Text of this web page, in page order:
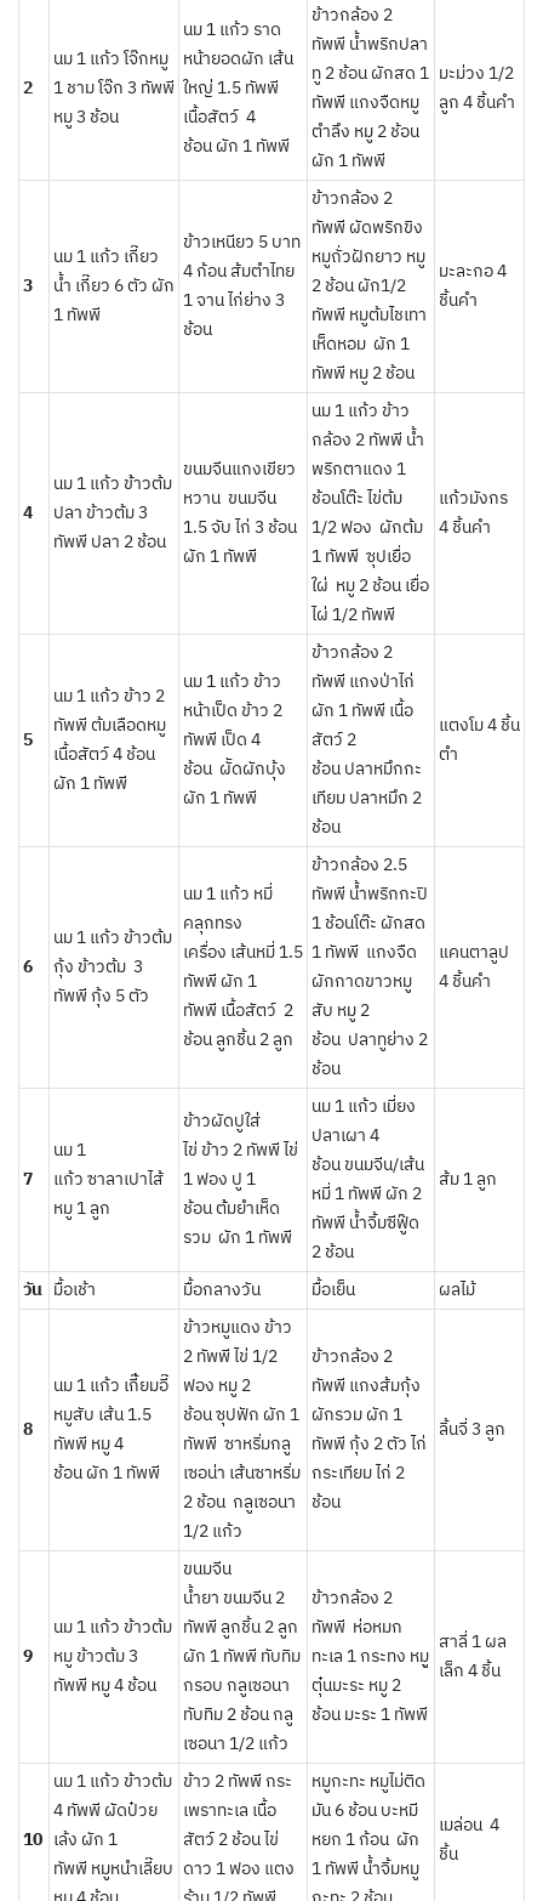
2
นม 1 แก้ว โจ๊กหมู
1 ชาม โจ๊ก 3 ทัพพี
หมู 3 ช้อน
นม 1 แก้ว ราด
หน้ายอดผัก เส้น
ใหญ่ 1.5 ทัพพี
เนื้อสัตว์ 4
ช้อน ผัก 1 ทัพพี
ข้าวกล้อง 2
ทัพพี น้ำพริกปลา
ทู 2 ช้อน ผักสด 1
ทัพพี แกงจืดหมู
ตำลึง หมู 2 ช้อน
ผัก 1 ทัพพี
มะม่วง 1/2
ลูก 4 ชิ้นคำ
3
นม 1 แก้ว เกี๊ยว
น้ำ เกี๊ยว 6 ตัว ผัก
1 ทัพพี
ข้าวเหนียว 5 บาท
4 ก้อน ส้มตำไทย
1 จาน ไก่ย่าง 3
ช้อน
ข้าวกล้อง 2
ทัพพี ผัดพริกขิง
หมูถั่วฝักยาว หมู
2 ช้อน ผัก1/2
ทัพพี หมูต้มไชเทา
เห็ดหอม ผัก 1
ทัพพี หมู 2 ช้อน
มะละกอ 4
ชิ้นคำ
4
นม 1 แก้ว ข้้าวต้ม
ปลา ข้าวต้ม 3
ทัพพี ปลา 2 ช้อน
ขนมจีนแกงเขียว
หวาน ขนมจีน
1.5 จับ ไก่ 3 ช้อน
ผัก 1 ทัพพี
นม 1 แก้ว ข้าว
กล้อง 2 ทัพพี น้ำ
พริกตาแดง 1
ช้อนโต๊ะ ไข่ต้ม
1/2 ฟอง ผักต้ม
1 ทัพพี ซุปเยื่อ
ใผ่ หมู 2 ช้อน เยื่อ
ไผ่ 1/2 ทัพพี
แก้วมังกร
4 ชิ้นคำ
5
นม 1 แก้ว ข้าว 2
ทัพพี ต้มเลือดหมู
เนื้อสัตว์ 4 ช้อน
ผัก 1 ทัพพี
นม 1 แก้ว ข้าว
หน้าเป็ด ข้าว 2
ทัพพี เป็ด 4
ช้อน ผััดผักบุ้ง
ผัก 1 ทัพพี
ข้าวกล้อง 2
ทัพพี แกงป่าไก่
ผัก 1 ทัพพี เนื้อ
สัตว์ 2
ช้อน ปลาหมึกกะ
เทียม ปลาหมึก 2
ช้อน
แตงโม 4 ชิ้น
ตำ
6
นม 1 แก้ว ข้าวต้ม
กุ้ง ข้าวต้ม 3
ทัพพี กุ้ง 5 ตัว
นม 1 แก้ว หมี่
คลุกทรง
เครื่อง เส้นหมี่ 1.5
ทัพพี ผัก 1
ทัพพี เนื้อสัตว์ 2
ช้อน ลูกชิ้น 2 ลูก
ข้าวกล้อง 2.5
ทัพพี น้ำพริกกะปิ
1 ช้อนโต๊ะ ผักสด
1 ทัพพี แกงจืด
ผักกาดขาวหมู
สับ หมู 2
ช้อน ปลาทูย่าง 2
ช้อน
แคนตาลูป
4 ชิ้นคำ
7
นม 1
แก้ว ซาลาเปาไส้
หมู 1 ลูก
ข้าวผัดปูใส่
ไข่ ข้าว 2 ทัพพี ไข่
1 ฟอง ปู 1
ช้อน ต้้มยำเห็ด
รวม ผัก 1 ทัพพี
นม 1 แก้ว เมี่ยง
ปลาเผา 4
ช้อน ขนมจีน/เส้น
หมี่ 1 ทัพพี ผัก 2
ทัพพี น้ำจิ้มซีฟู๊ด
2 ช้อน
ส้ม 1 ลูก
วัน มื้อเช้า มื้อกลางวัน มื้อเย็น ผลไม้
8
นม 1 แก้ว เกี๊ี้ยมอี๊
หมูสับ เส้น 1.5
ทัพพี หมู 4
ช้อน ผัก 1 ทัพพี
ข้าวหมูแดง ข้าว
2 ทัพพี ไข่ 1/2
ฟอง หมู 2
ช้อน ซุปฟัก ผัก 1
ทัพพี ซาหริ่มกลู
เซอน่า เส้นซาหริ่ม
2 ช้อน กลูเซอนา
1/2 แก้ว
ข้าวกล้อง 2
ทัพพี แกงส้มกุ้ง
ผักรวม ผัก 1
ทัพพี กุ้ง 2 ตัว ไก่
กระเทียม ไก่ 2
ช้อน
ลิ้นจี่ 3 ลูก
9
นม 1 แก้ว ข้าวต้ม
หมู ข้าวต้ม 3
ทัพพี หมู 4 ช้อน
ขนมจีน
น้ำยา ขนมจีน 2
ทัพพี ลูกชิ้น 2 ลูก
ผัก 1 ทัพพี ทับทิม
กรอบ กลูเซอนา
ทับทิม 2 ช้อน กลู
เซอนา 1/2 แก้ว
ข้าวกล้อง 2
ทัพพี ห่อหมก
ทะเล 1 กระทง หมูู
ตุ๋นมะระ หมู 2
ช้อน มะระ 1 ทัพพี
สาลี่ 1 ผล
เล็ก 4 ชิ้น
10
นม 1 แก้ว ข้าวต้ม
4 ทัพพี ผัดป๋วย
เล้ง ผัก 1
ทัพพี หมูหนำเลี๊ยบ
ข้าว 2 ทัพพี กระ
เพราทะเล เนื้อ
สัตว์ 2 ช้อน ไข่
ดาว 1 ฟอง แตง
หมูกะทะ หมูไม่ติด
มัน 6 ช้อน บะหมี
หยก 1 ก้อน ผัก
1 ทัพพี น้ำจิ้มหมู
เมล่อน 4
ชิ้น